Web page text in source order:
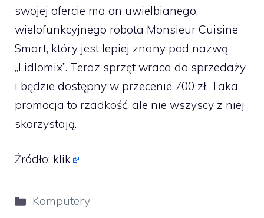
swojej ofercie ma on uwielbianego,
wielofunkcyjnego robota Monsieur Cuisine
Smart, który jest lepiej znany pod nazwą
„Lidlomix”. Teraz sprzęt wraca do sprzedaży
i będzie dostępny w przecenie 700 zł. Taka
promocja to rzadkość, ale nie wszyscy z niej
skorzystają.
Źródło: klik
Kategorie
Komputery